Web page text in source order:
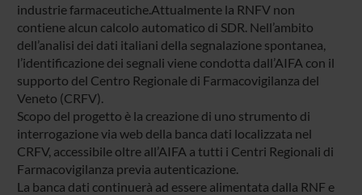
industrie farmaceutiche.Attualmente la RNFV non
contiene alcun calcolo automatico di SDR. Nell’ambito
dell’analisi dei dati italiani della segnalazione spontanea,
l’identificazione dei segnali viene condotta dall’AIFA con il
supporto del Centro Regionale di Farmacovigilanza del
Veneto (CRFV).
Scopo del progetto è la creazione di uno strumento di
interrogazione via web della banca dati localizzata nel
CRFV, accessibile oltre all’AIFA a tutti i Centri Regionali di
Farmacovigilanza previa autenticazione.
La banca dati continuerà ad essere alimentata dalla RNF e